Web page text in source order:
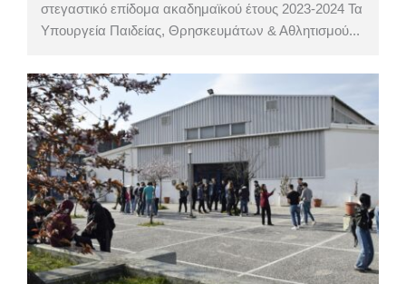
στεγαστικό επίδομα ακαδημαϊκού έτους 2023-2024 Τα
Υπουργεία Παιδείας, Θρησκευμάτων & Αθλητισμού...